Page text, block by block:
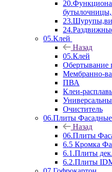
05.Клей
Назад
05.Клей
Обертывание
Мембранно-
ПВА
Клеи-
Очиститель
06.Плиты Фасадные
Назад
06.Плиты
6.5 Кромка
6.1.Плиты
6.2.Плиты